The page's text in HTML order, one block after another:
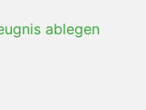
ablegen